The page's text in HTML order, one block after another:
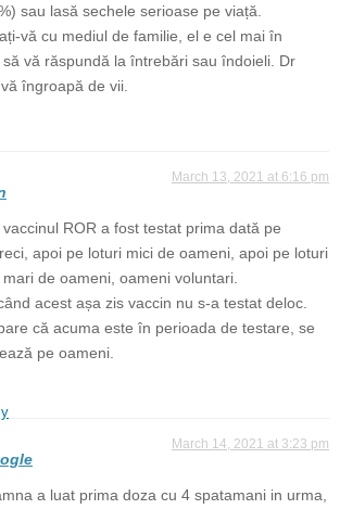
sau lasă sechele serioase pe viață.
vă cu mediul de familie, el e cel mai în
să vă răspundă la întrebări sau îndoieli. Dr
îngroapă de vii.
March 13, 2021 at 6:16 pm
vaccinul ROR a fost testat prima dată pe
apoi pe loturi mici de oameni, apoi pe loturi
mari de oameni, oameni voluntari.
acest așa zis vaccin nu s-a testat deloc.
că acuma este în perioada de testare, se
pe oameni.
March 14, 2021 at 3:23 pm
a luat prima doza cu 4 spatamani in urma,